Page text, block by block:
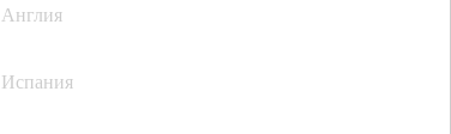
Англия
Испания